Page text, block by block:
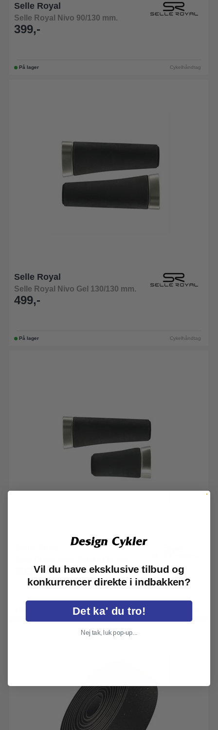
Selle Royal
Selle Royal Nivo 90/130 mm.
399,-
På lager Cykelhåndtag
Selle Royal
Selle Royal Nivo Gel 130/130 mm.
499,-
På lager Cykelhåndtag
499,-Vil du have eksklusive tilbud og
konkurrencer direkte i indbakken?
Det ka' du tro!
Nej tak, luk pop-up...